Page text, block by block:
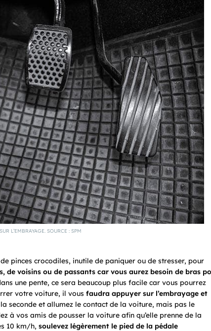
L’EMBRAYAGE. SOURCE : SPM
pinces crocodiles, inutile de paniquer ou de stresser, pour
de voisins ou de passants car vous aurez besoin de bras
une pente, ce sera beaucoup plus facile car vous pourrez
votre voiture, il vous faudra appuyer sur l’embrayage et
seconde et allumez le contact de la voiture, mais pas le
à vos amis de pousser la voiture afin qu’elle prenne de la
10 km/h, soulevez légèrement le pied de la pédale